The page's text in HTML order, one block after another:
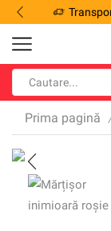
Prima pagină